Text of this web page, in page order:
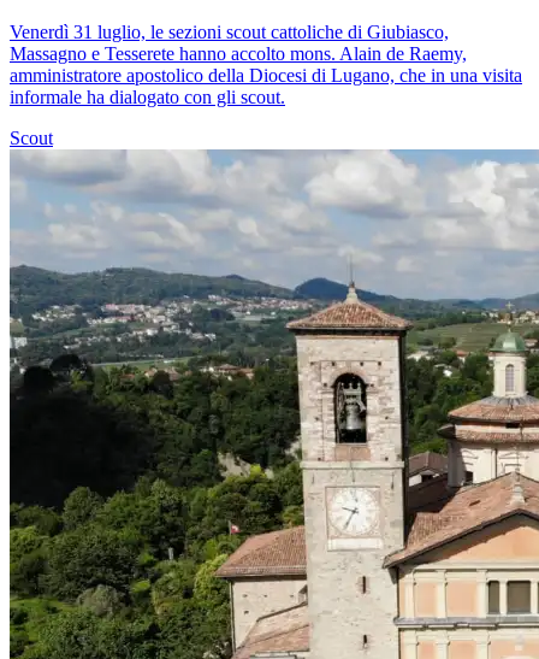
Venerdì 31 luglio, le sezioni scout cattoliche di Giubiasco,
Massagno e Tesserete hanno accolto mons. Alain de Raemy,
amministratore apostolico della Diocesi di Lugano, che in una visita
informale ha dialogato con gli scout.
Scout